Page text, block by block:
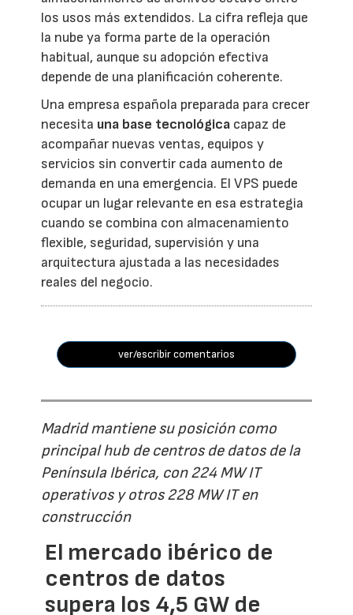
los usos más extendidos. La cifra refleja que
la nube ya forma parte de la operación
habitual, aunque su adopción efectiva
depende de una planificación coherente.
Una empresa española preparada para crecer
necesita una base tecnológica capaz de
acompañar nuevas ventas, equipos y
servicios sin convertir cada aumento de
demanda en una emergencia. El VPS puede
ocupar un lugar relevante en esa estrategia
cuando se combina con almacenamiento
flexible, seguridad, supervisión y una
arquitectura ajustada a las necesidades
reales del negocio.
ver/escribir comentarios
Madrid mantiene su posición como
principal hub de centros de datos de la
Península Ibérica, con 224 MW IT
operativos y otros 228 MW IT en
construcción
El mercado ibérico de
centros de datos
supera los 4,5 GW de